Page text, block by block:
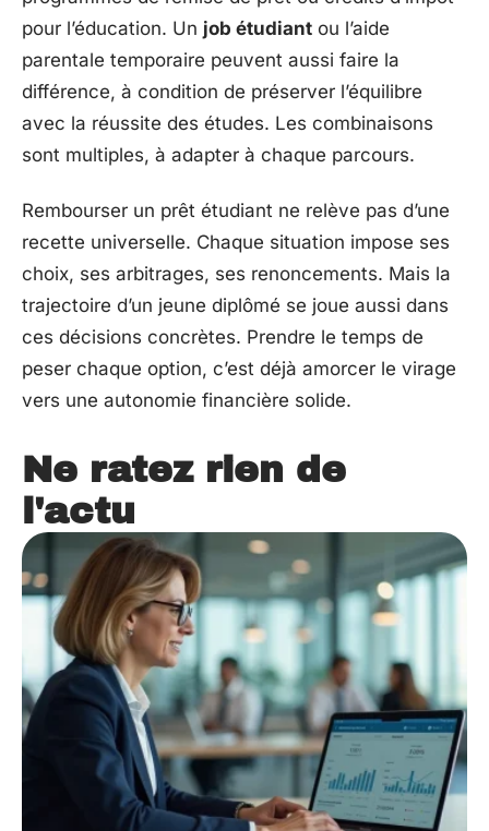
pour l’éducation. Un job étudiant ou l’aide
parentale temporaire peuvent aussi faire la
différence, à condition de préserver l’équilibre
avec la réussite des études. Les combinaisons
sont multiples, à adapter à chaque parcours.
Rembourser un prêt étudiant ne relève pas d’une
recette universelle. Chaque situation impose ses
choix, ses arbitrages, ses renoncements. Mais la
trajectoire d’un jeune diplômé se joue aussi dans
ces décisions concrètes. Prendre le temps de
peser chaque option, c’est déjà amorcer le virage
vers une autonomie financière solide.
Ne ratez rien de
l'actu